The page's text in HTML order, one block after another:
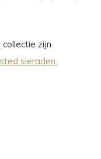
collectie zijn
sieraden